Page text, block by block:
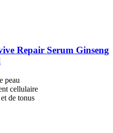
Repair Serum Ginseng
peau
cellulaire
de tonus